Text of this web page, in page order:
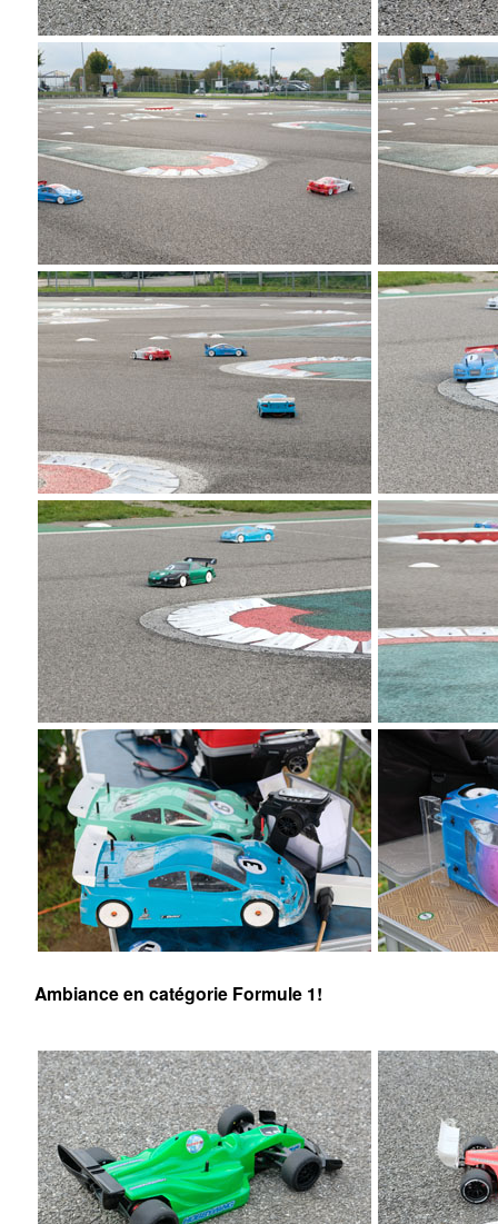
Ambiance en catégorie Formule 1!